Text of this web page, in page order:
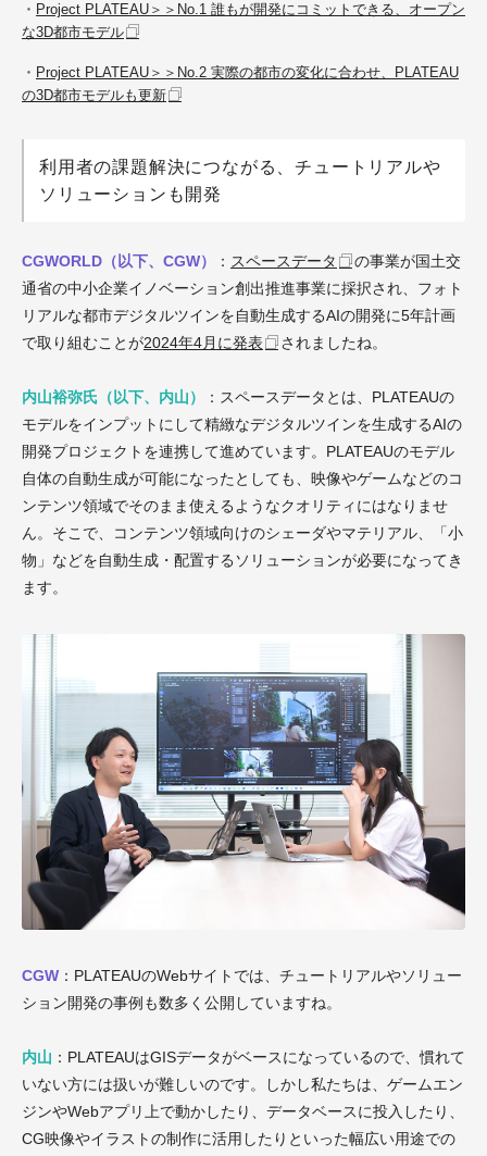
・ Project PLATEAU＞＞No.1 誰もが開発にコミットできる、オープン
な3D都市モデル
・ Project PLATEAU＞＞No.2 実際の都市の変化に合わせ、PLATEAU
の3D都市モデルも更新
利用者の課題解決につながる、チュートリアルや
ソリューションも開発
CGWORLD（以下、CGW） ： スペースデータ
の事業が国土交
通省の中小企業イノベーション創出推進事業に採択され、フォト
リアルな都市デジタルツインを自動生成するAIの開発に5年計画
で取り組むことが2024年4月に発表 されましたね。
内山裕弥氏（以下、内山）
：スペースデータとは、PLATEAUの
モデルをインプットにして精緻なデジタルツインを生成するAIの
開発プロジェクトを連携して進めています。PLATEAUのモデル
自体の自動生成が可能になったとしても、映像やゲームなどのコ
ンテンツ領域でそのまま使えるようなクオリティにはなりませ
ん。そこで、コンテンツ領域向けのシェーダやマテリアル、「小
物」などを自動生成・配置するソリューションが必要になってき
ます。
CGW ：PLATEAUのWebサイトでは、チュートリアルやソリュー
ション開発の事例も数多く公開していますね。
内山 ：PLATEAUはGISデータがベースになっているので、慣れて
いない方には扱いが難しいのです。しかし私たちは、ゲームエン
ジンやWebアプリ上で動かしたり、データベースに投入したり、
CG映像やイラストの制作に活用したりといった幅広い用途での